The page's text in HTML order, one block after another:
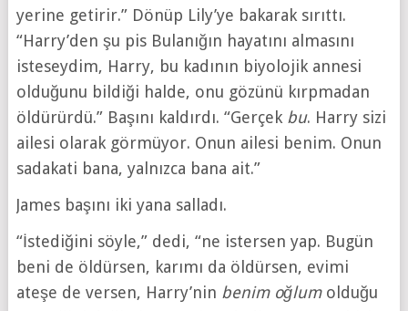
yerine getirir.” Dönüp Lily’ye bakarak sırıttı.
“Harry’den şu pis Bulanığın hayatını almasını
isteseydim, Harry, bu kadının biyolojik annesi
olduğunu bildiği halde, onu gözünü kırpmadan
öldürürdü.” Başını kaldırdı. “Gerçek bu. Harry sizi
ailesi olarak görmüyor. Onun ailesi benim. Onun
sadakati bana, yalnızca bana ait.”
James başını iki yana salladı.
“İstediğini söyle,” dedi, “ne istersen yap. Bugün
beni de öldürsen, karımı da öldürsen, evimi
ateşe de versen, Harry’nin benim oğlumolduğu